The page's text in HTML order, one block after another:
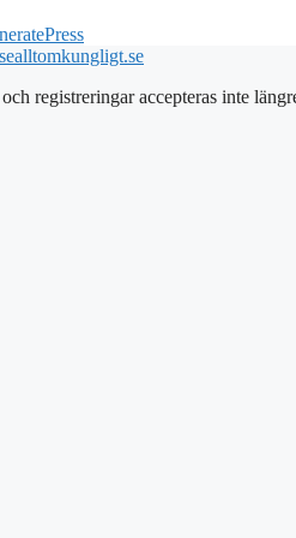
alltomkungligt.se
registreringar accepteras inte